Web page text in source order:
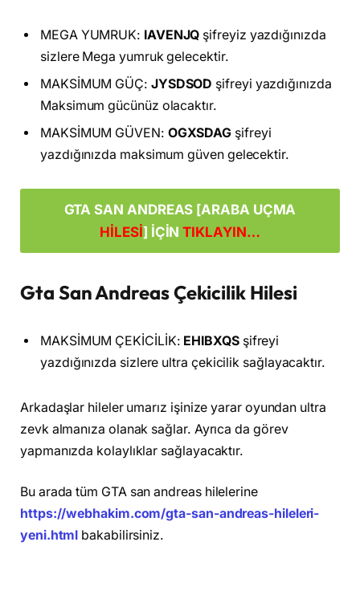
MEGA YUMRUK: IAVENJQ şifreyiz yazdığınızda
sizlere Mega yumruk gelecektir.
MAKSİMUM GÜÇ: JYSDSOD şifreyi yazdığınızda
Maksimum gücünüz olacaktır.
MAKSİMUM GÜVEN: OGXSDAG şifreyi
yazdığınızda maksimum güven gelecektir.
GTA SAN ANDREAS [ARABA UÇMA
HİLESİ] İÇİNTIKLAYIN…
Gta San Andreas Çekicilik Hilesi
MAKSİMUM ÇEKİCİLİK: EHIBXQSşifreyi
yazdığınızda sizlere ultra çekicilik sağlayacaktır.
Arkadaşlar hileler umarız işinize yarar oyundan ultra
zevk almanıza olanak sağlar. Ayrıca da görev
yapmanızda kolaylıklar sağlayacaktır.
Bu arada tüm GTA san andreas hilelerine
https://webhakim.com/gta-san-andreas-hileleri-
yeni.html bakabilirsiniz.